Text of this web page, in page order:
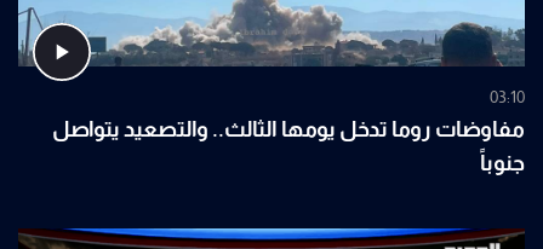
03:10
مفاوضات روما تدخل يومها الثالث.. والتصعيد يتواصل
جنوباً